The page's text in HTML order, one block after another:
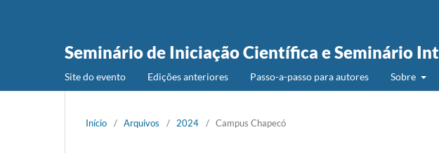
Seminário de Iniciação Científica e Seminário
Site do evento Edições anteriores Passo-a-passo para autores Sobre
Início / Arquivos / 2024 / Campus Chapecó